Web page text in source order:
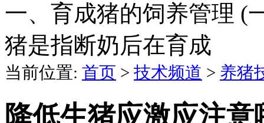
一、育成猪的饲养管理 (
猪是指断奶后在育成
当前位置: 首页 > 技术频道 > 养猪
降低生猪应激应注意